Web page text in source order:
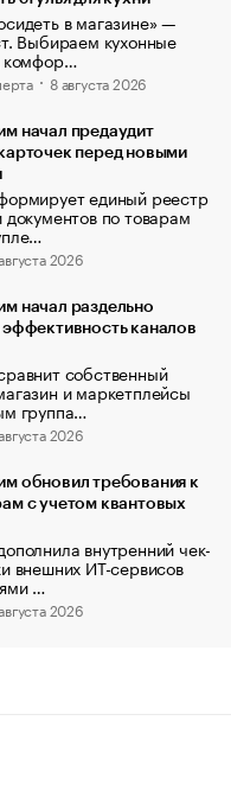
в магазине» —
Выбираем кухонные
комфор…
8 августа 2026
начал предаудит
перед новыми
единый реестр
документов по товарам
2026
начал раздельно
эффективность каналов
собственный
и маркетплейсы
группа…
2026
обновил требования к
с учетом квантовых
внутренний чек-
внешних ИТ-сервисов
…
2026